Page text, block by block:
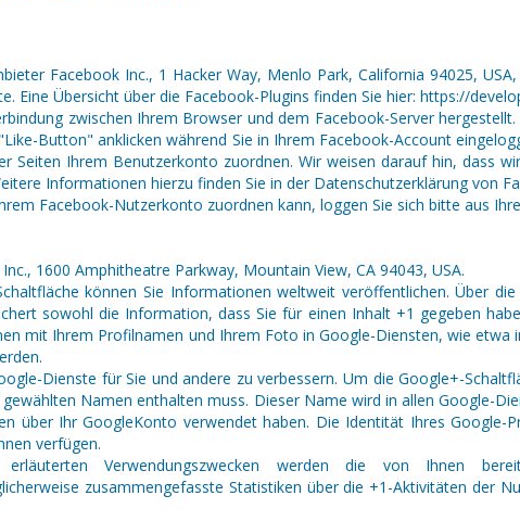
Facebook Inc., 1 Hacker Way, Menlo Park, California 94025,
Übersicht über die Facebook-Plugins finden Sie hier: https://
zwischen Ihrem Browser und dem Facebook-Server
Button" anklicken während Sie in Ihrem Facebook-Account
Seiten Ihrem Benutzerkonto zuordnen. Wir weisen darauf hin, dass
Informationen hierzu finden Sie in der Datenschutzerklärung von
Facebook-Nutzerkonto zuordnen kann, loggen Sie sich bitte aus
1600 Amphitheatre Parkway, Mountain View, CA 94043, USA.
können Sie Informationen weltweit veröffentlichen. Über
sowohl die Information, dass Sie für einen Inhalt +1 gegeben
mit Ihrem Profilnamen und Ihrem Foto in Google-Diensten, wie
Dienste für Sie und andere zu verbessern. Um die Google+-
Namen enthalten muss. Dieser Name wird in allen Google-
über Ihr GoogleKonto verwendet haben. Die Identität Ihres Google-
verfügen.
Verwendungszwecken werden die von Ihnen
zusammengefasste Statistiken über die +1-Aktivitäten der